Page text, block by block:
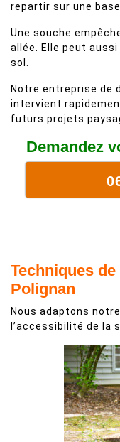
repartir sur une base
Une souche
allée. Elle peut
sol.
Notre entreprise de
intervient
futurs projets
Demandez
Techniques
Polignan
Nous adaptons
l’accessibilité de la